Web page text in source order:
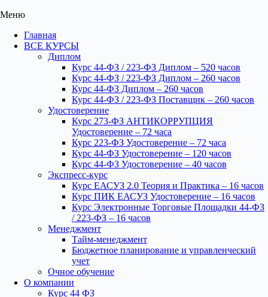
Меню
Главная
ВСЕ КУРСЫ
Диплом
Курс 44-ФЗ / 223-ФЗ Диплом – 520 часов
Курс 44-ФЗ / 223-ФЗ Диплом – 260 часов
Курс 44-ФЗ Диплом – 260 часов
Курс 44-ФЗ / 223-ФЗ Поставщик – 260 часов
Удостоверение
Курс 273-ФЗ АНТИКОРРУПЦИЯ
Удостоверение – 72 часа
Курс 223-ФЗ Удостоверение – 72 часа
Курс 44-ФЗ Удостоверение – 120 часов
Курс 44-ФЗ Удостоверение – 40 часов
Экспресс-курс
Курс ЕАСУЗ 2.0 Теория и Практика – 16 часов
Курс ПИК ЕАСУЗ Удостоверение – 16 часов
Курс Электронные Торговые Площадки 44-ФЗ
/ 223-ФЗ – 16 часов
Менеджмент
Тайм-менеджмент
Бюджетное планирование и управленческий
учет
Очное обучение
О компании
Курс 44 ФЗ